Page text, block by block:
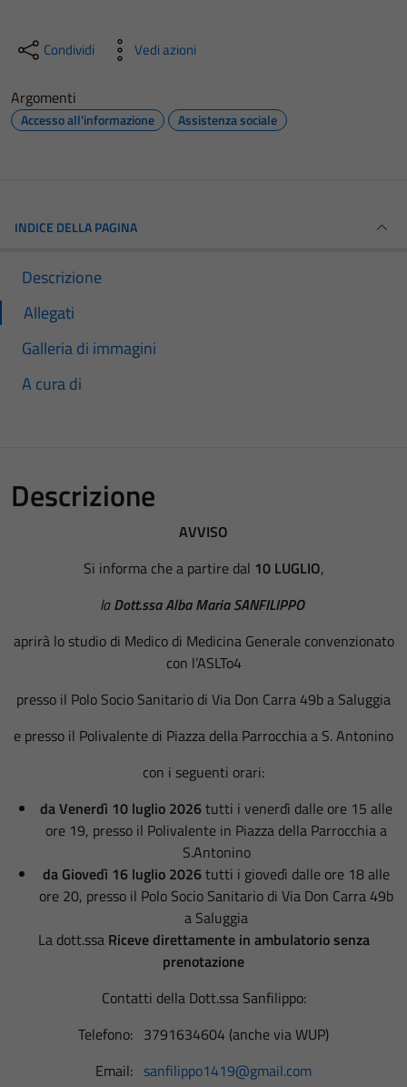
Condividi Vedi azioni
Argomenti
Accesso all'informazione Assistenza sociale
INDICE DELLA PAGINA
Descrizione
Allegati
Galleria di immagini
A cura di
Descrizione
AVVISO
Si informa che a partire dal 10 LUGLIO,
laDott.ssa Alba Maria SANFILIPPO
aprirà lo studio di Medico di Medicina Generale convenzionato
con l’ASLTo4
presso il Polo Socio Sanitario di Via Don Carra 49b a Saluggia
e presso il Polivalente di Piazza della Parrocchia a S. Antonino
con i seguenti orari:
da Venerdì 10 luglio 2026tutti i venerdì dalle ore 15 alle
ore 19, presso il Polivalente in Piazza della Parrocchia a
S.Antonino
da Giovedì 16 luglio 2026tutti i giovedì dalle ore 18 alle
ore 20, presso il Polo Socio Sanitario di Via Don Carra 49b
a Saluggia
La dott.ssa Riceve direttamente in ambulatorio senza
prenotazione
Contatti della Dott.ssa Sanfilippo:
Telefono: 3791634604 (anche via WUP)
Email: sanfilippo1419@gmail.com